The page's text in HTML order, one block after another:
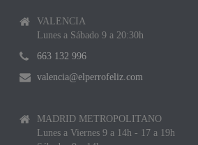
VALENCIA
Lunes a Sábado 9 a 20:30h
663 132 996
valencia@elperrofeliz.com
MADRID METROPOLITANO
Lunes a Viernes 9 a 14h - 17 a 19h